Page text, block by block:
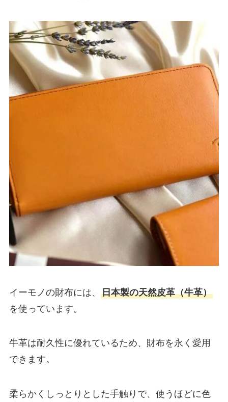
イーモノの財布には、 日本製の天然皮革（牛革）
を使っています。
牛革は耐久性に優れているため、財布を永く愛用
できます。
柔らかくしっとりとした手触りで、使うほどに色